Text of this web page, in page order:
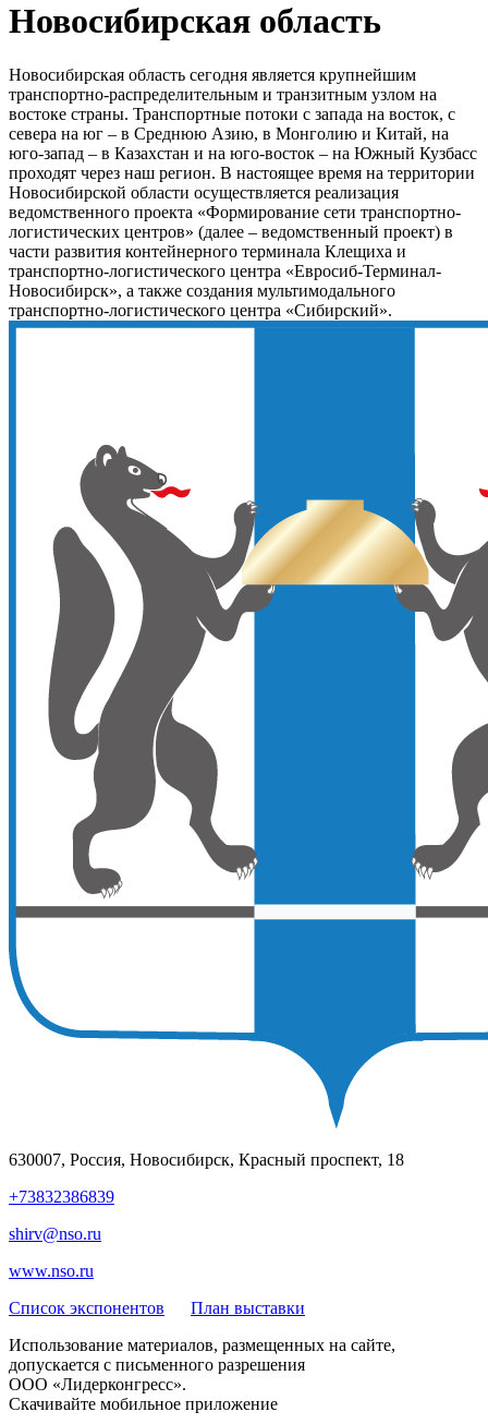
Новосибирская область
Новосибирская область сегодня является крупнейшим
транспортно-распределительным и транзитным узлом на
востоке страны. Транспортные потоки с запада на восток, с
севера на юг – в Среднюю Азию, в Монголию и Китай, на
юго-запад – в Казахстан и на юго-восток – на Южный Кузбасс
проходят через наш регион. В настоящее время на территории
Новосибирской области осуществляется реализация
ведомственного проекта «Формирование сети транспортно-
логистических центров» (далее – ведомственный проект) в
части развития контейнерного терминала Клещиха и
транспортно-логистического центра «Евросиб-Терминал-
Новосибирск», а также создания мультимодального
транспортно-логистического центра «Сибирский».
630007, Россия, Новосибирск, Красный проспект, 18
+73832386839
shirv@nso.ru
www.nso.ru
Список экспонентов
План выставки
Использование материалов, размещенных на сайте,
допускается с письменного разрешения
ООО «Лидерконгресс».
Скачивайте мобильное приложение